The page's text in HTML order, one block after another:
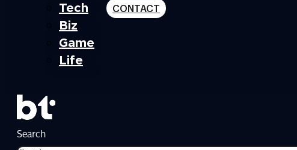
Tech
Biz
Game
Life
CONTACT
Search